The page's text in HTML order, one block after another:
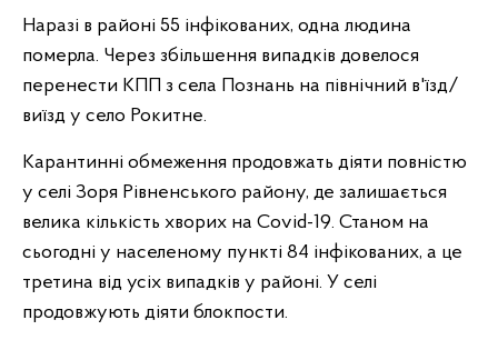
Наразі в районі 55 інфікованих, одна людина
померла. Через збільшення випадків довелося
перенести КПП з села Познань на північний в'їзд/
виїзд у село Рокитне.
Карантинні обмеження продовжать діяти повністю
у селі Зоря Рівненського району, де залишається
велика кількість хворих на Covid-19. Станом на
сьогодні у населеному пункті 84 інфікованих, а це
третина від усіх випадків у районі. У селі
продовжують діяти блокпости.